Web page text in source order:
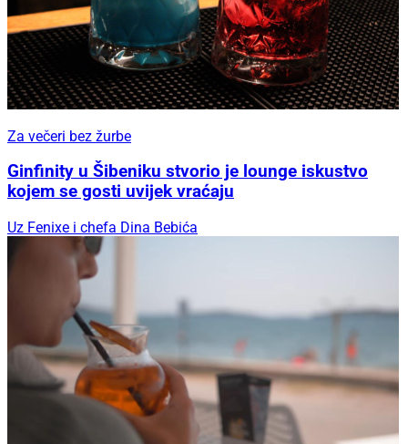
Za večeri bez žurbe
Ginfinity u Šibeniku stvorio je lounge iskustvo
kojem se gosti uvijek vraćaju
Uz Fenixe i chefa Dina Bebića